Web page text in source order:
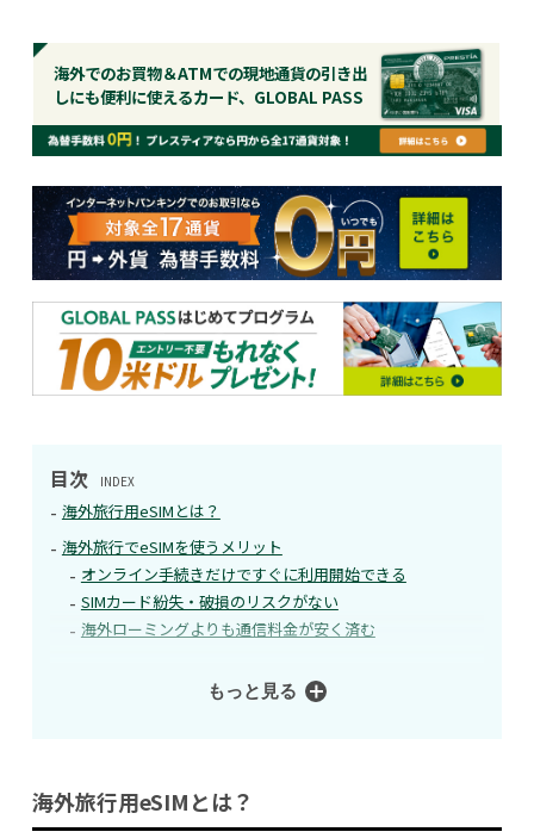
海外でのお買物＆ATMでの現地通貨の引き出
しにも便利に使えるカード、GLOBAL PASS
目次 INDEX
海外旅行用eSIMとは？
海外旅行でeSIMを使うメリット
オンライン手続きだけですぐに利用開始できる
SIMカード紛失・破損のリスクがない
海外ローミングよりも通信料金が安く済む
もっと見る
海外旅行用eSIMとは？